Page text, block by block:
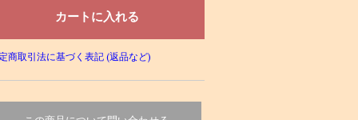
商取引法に基づく表記 (返品など)